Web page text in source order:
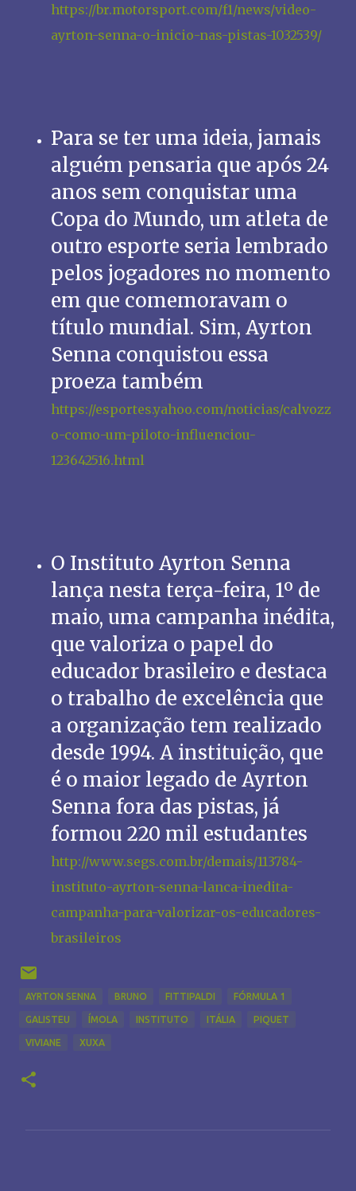
https://br.motorsport.com/f1/news/video-
ayrton-senna-o-inicio-nas-pistas-1032539/
Para se ter uma ideia, jamais
alguém pensaria que após 24
anos sem conquistar uma
Copa do Mundo, um atleta de
outro esporte seria lembrado
pelos jogadores no momento
em que comemoravam o
título mundial. Sim, Ayrton
Senna conquistou essa
proeza também
https://esportes.yahoo.com/noticias/calvozz
o-como-um-piloto-influenciou-
123642516.html
O Instituto Ayrton Senna
lança nesta terça-feira, 1º de
maio, uma campanha inédita,
que valoriza o papel do
educador brasileiro e destaca
o trabalho de excelência que
a organização tem realizado
desde 1994. A instituição, que
é o maior legado de Ayrton
Senna fora das pistas, já
formou 220 mil estudantes
http://www.segs.com.br/demais/113784-
instituto-ayrton-senna-lanca-inedita-
campanha-para-valorizar-os-educadores-
brasileiros
AYRTON SENNA BRUNO FITTIPALDI FÓRMULA 1
GALISTEU ÍMOLA INSTITUTO ITÁLIA PIQUET
VIVIANE XUXA